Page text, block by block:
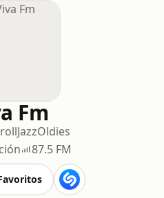
Fm
JazzOldies
87.5 FM